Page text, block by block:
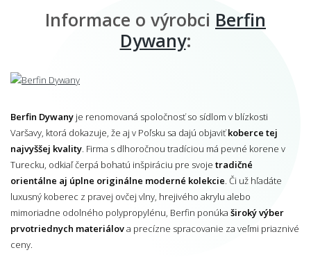
Informace o výrobci Berfin
Dywany:
Berfin Dywany je renomovaná spoločnosť so sídlom v blízkosti
Varšavy, ktorá dokazuje, že aj v Poľsku sa dajú objaviťkoberce tej
najvyššej kvality . Firma s dlhoročnou tradíciou má pevné korene v
Turecku, odkiaľ čerpá bohatú inšpiráciu pre svoje tradičné
orientálne aj úplne originálne moderné kolekcie . Či už hľadáte
luxusný koberec z pravej ovčej vlny, hrejivého akrylu alebo
mimoriadne odolného polypropylénu, Berfin ponúka široký výber
prvotriednych materiálova precízne spracovanie za veľmi priaznivé
ceny.